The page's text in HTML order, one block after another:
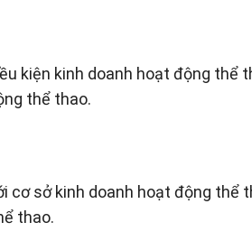
kiện kinh doanh hoạt động thể
thể thao.
cơ sở kinh doanh hoạt động thể
thao.